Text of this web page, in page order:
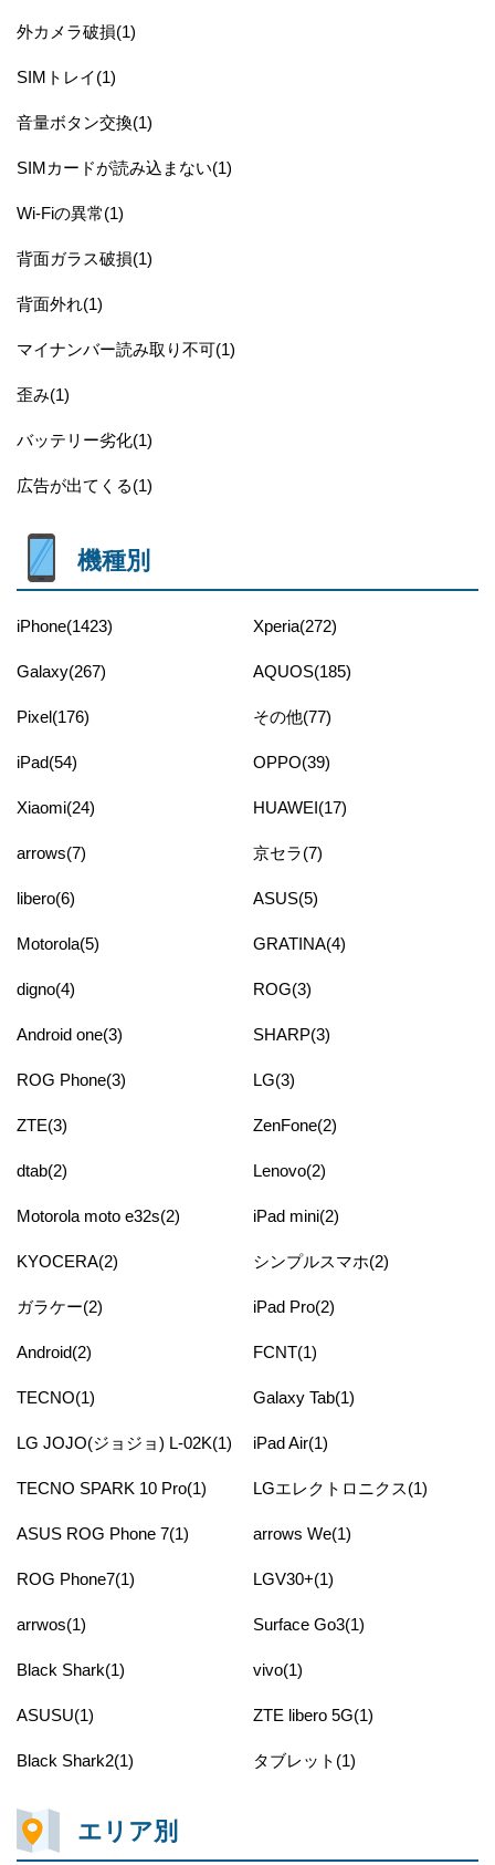
外カメラ破損(1)
SIMトレイ(1)
音量ボタン交換(1)
SIMカードが読み込まない(1)
Wi-Fiの異常(1)
背面ガラス破損(1)
背面外れ(1)
マイナンバー読み取り不可(1)
歪み(1)
バッテリー劣化(1)
広告が出てくる(1)
機種別
iPhone(1423) Xperia(272)
Galaxy(267) AQUOS(185)
Pixel(176) その他(77)
iPad(54) OPPO(39)
Xiaomi(24) HUAWEI(17)
arrows(7) 京セラ(7)
libero(6) ASUS(5)
Motorola(5) GRATINA(4)
digno(4) ROG(3)
Android one(3) SHARP(3)
ROG Phone(3) LG(3)
ZTE(3) ZenFone(2)
dtab(2) Lenovo(2)
Motorola moto e32s(2) iPad mini(2)
KYOCERA(2) シンプルスマホ(2)
ガラケー(2) iPad Pro(2)
Android(2) FCNT(1)
TECNO(1) Galaxy Tab(1)
LG JOJO(ジョジョ) L-02K(1) iPad Air(1)
TECNO SPARK 10 Pro(1) LGエレクトロニクス(1)
ASUS ROG Phone 7(1) arrows We(1)
ROG Phone7(1) LGV30+(1)
arrwos(1) Surface Go3(1)
Black Shark(1) vivo(1)
ASUSU(1) ZTE libero 5G(1)
Black Shark2(1) タブレット(1)
エリア別